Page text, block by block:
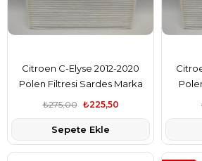
Citroen C-Elyse 2012-2020
Polen Filtresi Sardes Marka
9678792080
₺225,50
₺275,00
Sepete Ekle